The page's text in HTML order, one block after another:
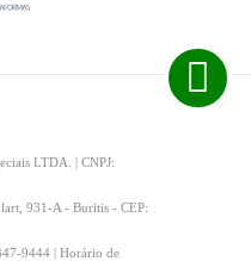
LTDA. | CNPJ:
931-A - Buritis - CEP:
9444 | Horário de